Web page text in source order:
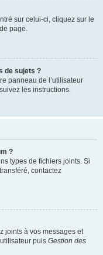
sur celui-ci, cliquez sur le
page.
de sujets ?
panneau de l’utilisateur
les instructions.
?
types de fichiers joints. Si
contactez
joints à vos messages et
puis Gestion des